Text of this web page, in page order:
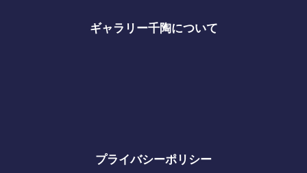
ギャラリー千陶について
プライバシーポリシー